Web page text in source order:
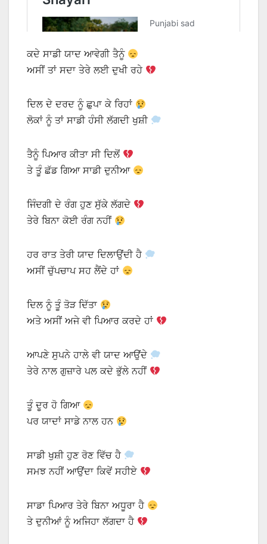
ਕਦੇ ਸਾਡੀ ਯਾਦ ਆਵੇਗੀ ਤੈਨੂੰ
ਅਸੀਂ ਤਾਂ ਸਦਾ ਤੇਰੇ ਲਈ ਦੁਖੀ ਰਹੇ
ਦਿਲ ਦੇ ਦਰਦ ਨੂੰ ਛੁਪਾ ਕੇ ਰਿਹਾਂ
ਲੋਕਾਂ ਨੂੰ ਤਾਂ ਸਾਡੀ ਹੰਸੀ ਲੱਗਦੀ ਖੁਸ਼ੀ
ਤੈਨੂੰ ਪਿਆਰ ਕੀਤਾ ਸੀ ਦਿਲੋਂ
ਤੇ ਤੂੰ ਛੱਡ ਗਿਆ ਸਾਡੀ ਦੁਨੀਆ
ਜਿੰਦਗੀ ਦੇ ਰੰਗ ਹੁਣ ਸੁੱਕੇ ਲੱਗਦੇ
ਤੇਰੇ ਬਿਨਾ ਕੋਈ ਰੰਗ ਨਹੀਂ
ਹਰ ਰਾਤ ਤੇਰੀ ਯਾਦ ਦਿਲਾਉਂਦੀ ਹੈ
ਅਸੀਂ ਚੁੱਪਚਾਪ ਸਹ ਲੈਂਦੇ ਹਾਂ
ਦਿਲ ਨੂੰ ਤੂੰ ਤੋੜ ਦਿੱਤਾ
ਅਤੇ ਅਸੀਂ ਅਜੇ ਵੀ ਪਿਆਰ ਕਰਦੇ ਹਾਂ
ਆਪਣੇ ਸੁਪਨੇ ਹਾਲੇ ਵੀ ਯਾਦ ਆਉਂਦੇ
ਤੇਰੇ ਨਾਲ ਗੁਜ਼ਾਰੇ ਪਲ ਕਦੇ ਭੁੱਲੇ ਨਹੀਂ
ਤੂੰ ਦੂਰ ਹੋ ਗਿਆ
ਪਰ ਯਾਦਾਂ ਸਾਡੇ ਨਾਲ ਹਨ
ਸਾਡੀ ਖੁਸ਼ੀ ਹੁਣ ਰੋਣ ਵਿੱਚ ਹੈ
ਸਮਝ ਨਹੀਂ ਆਉਂਦਾ ਕਿਵੇਂ ਸਹੀਏ
ਸਾਡਾ ਪਿਆਰ ਤੇਰੇ ਬਿਨਾ ਅਧੂਰਾ ਹੈ
ਤੇ ਦੁਨੀਆਂ ਨੂੰ ਅਜਿਹਾ ਲੱਗਦਾ ਹੈ